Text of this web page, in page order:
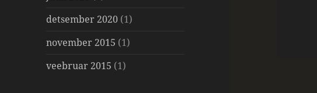
detsember 2020 (1)
november 2015 (1)
veebruar 2015 (1)